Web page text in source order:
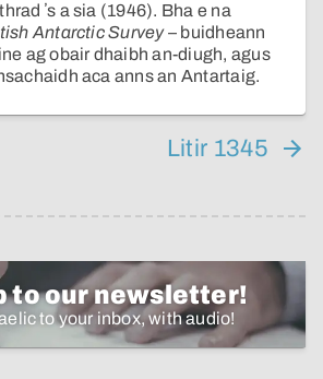
ʼs a sia (1946). Bha e na
Antarctic Survey– buidheann
ag obair dhaibh an-diugh, agus
aca anns an Antartaig.
Litir 1345
to our newsletter!
to your inbox, with audio!